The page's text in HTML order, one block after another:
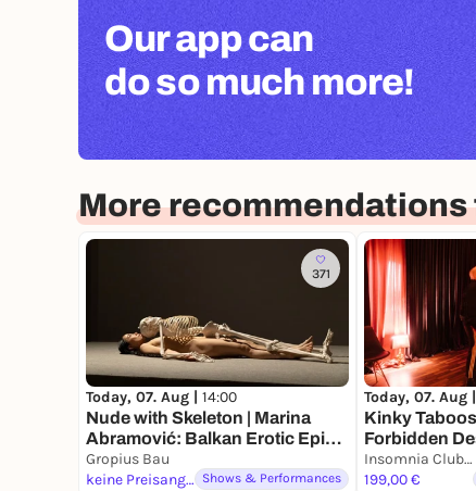
Our app can
do so much more!
More recommendations
371
Today, 07. Aug | 14:00
Nude with Skeleton | Marina
Abramović: Balkan Erotic Epic.
The Exhibition
Gropius Bau
keine Preisangabe
Shows & Performances
Today, 07. Aug |
Kinky
Forbidden
Insomnia Club Berlin
199,00 €